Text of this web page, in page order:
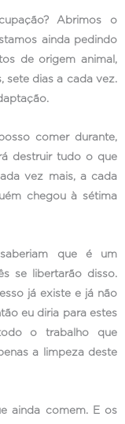
Abrimos o
ainda pedindo
de origem animal,
sete dias a cada vez.
comer durante,
destruir tudo o que
vez mais, a cada
chegou à sétima
que é um
se libertarão disso.
já existe e já não
eu diria para estes
o trabalho que
a limpeza deste
ainda comem. E os